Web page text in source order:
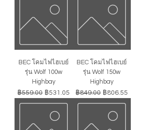
BEC โคมไฟไฮเบย์
รุ่น Wolf 100w
Highbay
ราคาปกติ
฿559.00 ราคาขายลด
฿531.05
BEC โคมไฟไฮเบย์
รุ่น Wolf 150w
Highbay
ราคาปกติ
฿849.00 ราคาขายลด
฿806.55